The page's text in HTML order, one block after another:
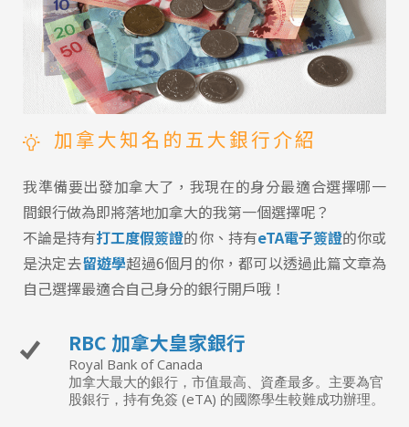
加拿大知名的五大銀行介紹
我準備要出發加拿大了，我現在的身分最適合選擇哪一
間銀行做為即將落地加拿大的我第一個選擇呢？
不論是持有打工度假簽證的你、持有eTA電子簽證的你或
是決定去留遊學超過6個月的你，都可以透過此篇文章為
自己選擇最適合自己身分的銀行開戶哦！
RBC 加拿大皇家銀行
Royal Bank of Canada
加拿大最大的銀行，市值最高、資產最多。主要為官
股銀行，持有免簽 (eTA) 的國際學生較難成功辦理。